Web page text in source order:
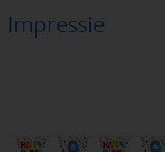
Impressie